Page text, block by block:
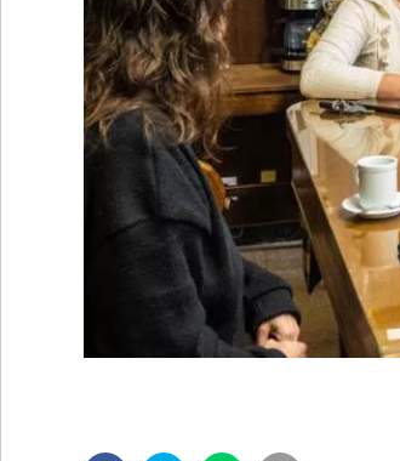
• SUPLEMENTOS
• SERVICIOS
• RADIOS EN VIVO